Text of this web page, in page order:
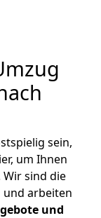
sein,
um Ihnen
sind die
und arbeiten
und